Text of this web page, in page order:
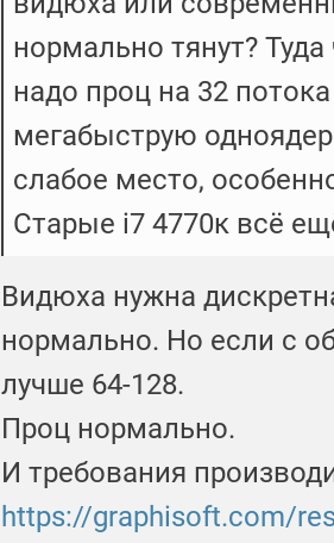
нормально тянут?
надо проц на 32
мегабыструю
слабое место,
Старые i7 4770к всё
Видюха нужна
нормально. Но если с
лучше 64-128.
Проц нормально.
И требования
https://graphisoft.com/